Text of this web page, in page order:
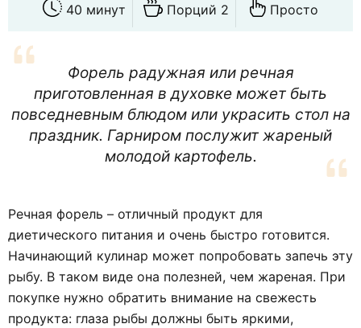
40 минут Порций 2 Просто
Форель радужная или речная
приготовленная в духовке может быть
повседневным блюдом или украсить стол на
праздник. Гарниром послужит жареный
молодой картофель.
Речная форель – отличный продукт для
диетического питания и очень быстро готовится.
Начинающий кулинар может попробовать запечь эту
рыбу. В таком виде она полезней, чем жареная. При
покупке нужно обратить внимание на свежесть
продукта: глаза рыбы должны быть яркими,